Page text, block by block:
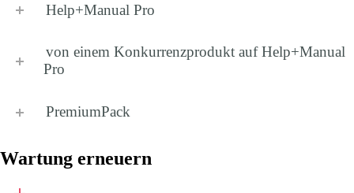
Help+Manual Pro
von einem Konkurrenzprodukt aufHelp+Manual
Pro
PremiumPack
Wartung erneuern